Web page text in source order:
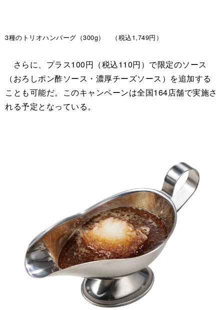
3種のトリオハンバーグ（300g） （税込1,749円）
さらに、プラス100円（税込110円）で限定のソース
（おろしポン酢ソース・濃厚チーズソース）を追加する
ことも可能だ。このキャンペーンは全国164店舗で実施さ
れる予定となっている。